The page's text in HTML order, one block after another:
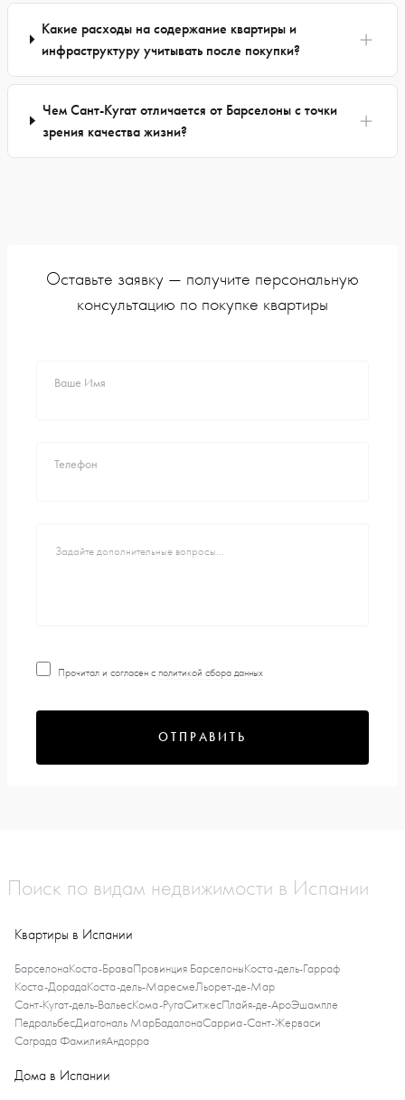
Какие расходы на содержание квартиры и
инфраструктуру учитывать после покупки?
Чем Сант-Кугат отличается от Барселоны с точки
зрения качества жизни?
Оставьте заявку — получите персональную
консультацию по покупке квартиры
Ваше Имя
Телефон
Прочитал и согласен с политикой сбора данных
ОТПРАВИТЬ
Поиск по видам недвижимости в Испании
Квартиры в Испании
БарселонаКоста-БраваПровинция БарселоныКоста-дель-Гарраф
Коста-ДорадаКоста-дель-МаресмеЛьорет-де-Мар
Сант-Кугат-дель-ВальесКома-РугаСитжесПлайя-де-АроЭшампле
ПедральбесДиагональ МарБадалонаСарриа-Сант-Жерваси
Саграда ФамилияАндорра
Дома в Испании